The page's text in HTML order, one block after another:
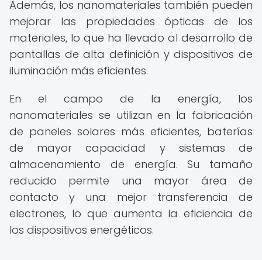
Además, los nanomateriales también pueden
mejorar las propiedades ópticas de los
materiales, lo que ha llevado al desarrollo de
pantallas de alta definición y dispositivos de
iluminación más eficientes.
En el campo de la energía, los
nanomateriales se utilizan en la fabricación
de paneles solares más eficientes, baterías
de mayor capacidad y sistemas de
almacenamiento de energía. Su tamaño
reducido permite una mayor área de
contacto y una mejor transferencia de
electrones, lo que aumenta la eficiencia de
los dispositivos energéticos.